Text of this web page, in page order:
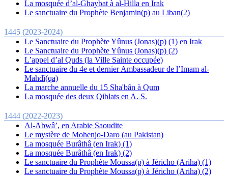
La mosquée d’al-Ghaybat à al-Hilla en Irak
Le sanctuaire du Prophète Benjamin(p) au Liban(2)
1445 (2023-2024)
Le Sanctuaire du Prophète Yûnus (Jonas)(p) (1) en Irak
Le Sanctuaire du Prophète Yûnus (Jonas)(p) (2)
L’appel d’al Quds (la Ville Sainte occupée)
Le sanctuaire du 4e et dernier Ambassadeur de l’Imam al-
Mahdî(qa)
La marche annuelle du 15 Sha'bân à Qum
La mosquée des deux Qiblats en A. S.
1444 (2022-2023)
Al-Abwâ’, en Arabie Saoudite
Le mystère de Mohenjo-Daro (au Pakistan)
La mosquée Burâthâ (en Irak) (1)
La mosquée Burâthâ (en Irak) (2)
Le sanctuaire du Prophète Moussa(p) à Jéricho (Ariha) (1)
Le sanctuaire du Prophète Moussa(p) à Jéricho (Ariha) (2)